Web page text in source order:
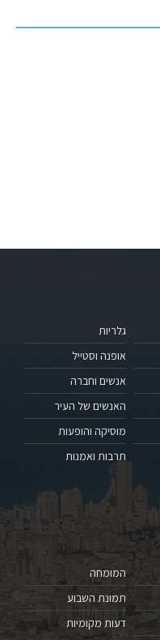
גלריות
אופנה וסטייל
אנשים וחברה
האנשים של העיר
מוסיקה והופעות
תרבות ואמנות
המומחה
תמונת השבוע
דעות מקומיות